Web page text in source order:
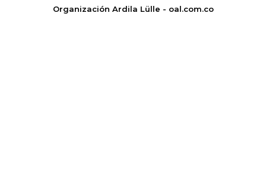
Organización Ardila Lülle - oal.com.co